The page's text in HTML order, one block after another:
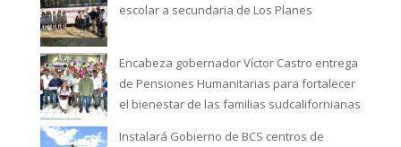
escolar a secundaria de Los Planes
Encabeza gobernador Víctor Castro entrega
de Pensiones Humanitarias para fortalecer
el bienestar de las familias sudcalifornianas
Instalará Gobierno de BCS centros de